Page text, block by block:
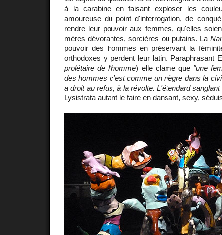
à la carabine en faisant exploser les
amoureuse du point d'interrogation, de
rendre leur pouvoir aux femmes, qu'elles
mères dévorantes, sorcières ou putains. La
pouvoir des hommes en préservant la
orthodoxes y perdent leur latin. Paraphrasant
prolétaire de l'homme) elle clame que "une
des hommes c'est comme un nègre dans la
a droit au refus, à la révolte. L'étendard
Lysistrata autant le faire en dansant, sexy,